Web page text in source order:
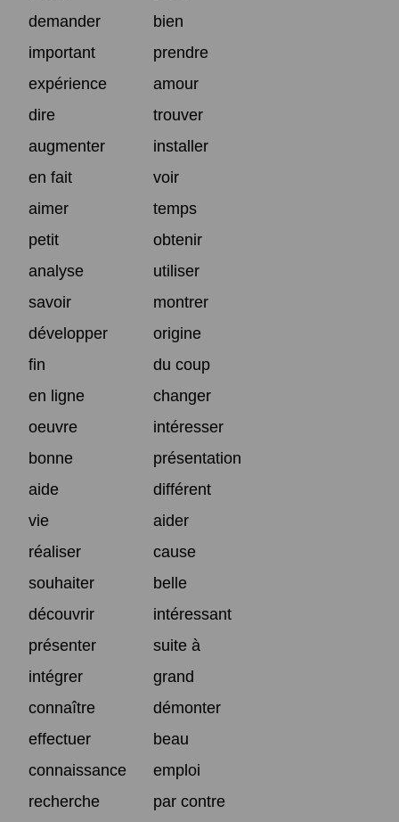
demander
bien
important
prendre
expérience
amour
dire
trouver
augmenter
installer
en fait
voir
aimer
temps
petit
obtenir
analyse
utiliser
savoir
montrer
développer
origine
fin
du coup
en ligne
changer
oeuvre
intéresser
bonne
présentation
aide
différent
vie
aider
réaliser
cause
souhaiter
belle
découvrir
intéressant
présenter
suite à
intégrer
grand
connaître
démonter
effectuer
beau
connaissance
emploi
recherche
par contre